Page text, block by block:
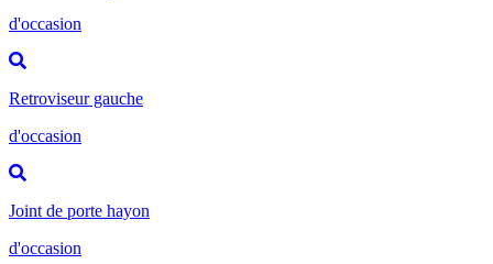
d'occasion
Retroviseur gauche
d'occasion
Joint de porte hayon
d'occasion